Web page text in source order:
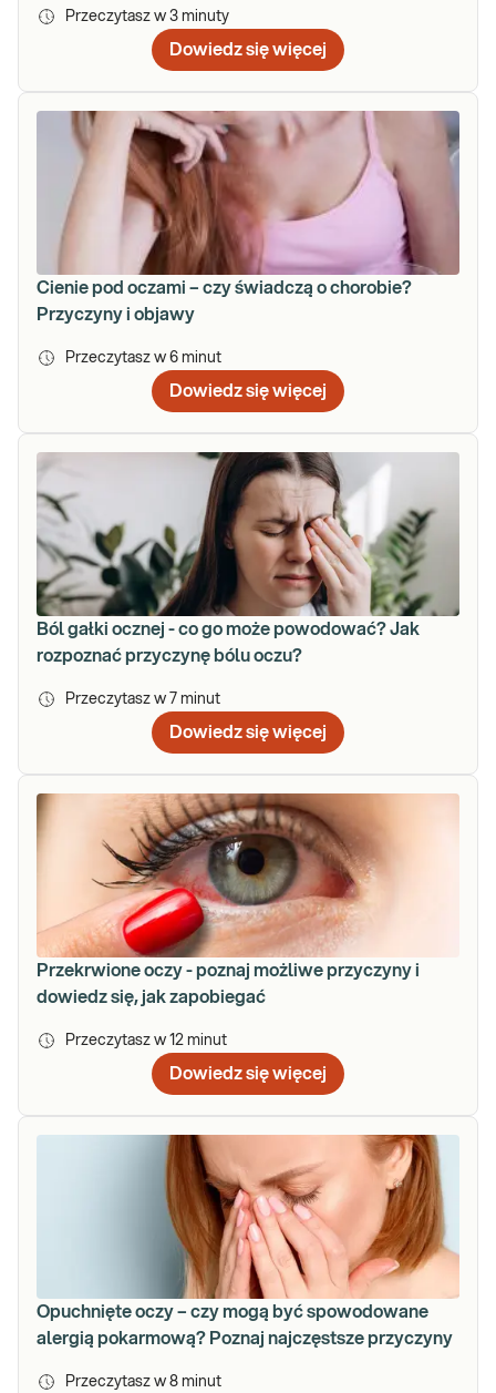
Przeczytasz w 3 minuty
Dowiedz się więcej
Cienie pod oczami – czy świadczą o chorobie?
Przyczyny i objawy
Przeczytasz w 6 minut
Dowiedz się więcej
Ból gałki ocznej - co go może powodować? Jak
rozpoznać przyczynę bólu oczu?
Przeczytasz w 7 minut
Dowiedz się więcej
Przekrwione oczy - poznaj możliwe przyczyny i
dowiedz się, jak zapobiegać
Przeczytasz w 12 minut
Dowiedz się więcej
Opuchnięte oczy – czy mogą być spowodowane
alergią pokarmową? Poznaj najczęstsze przyczyny
Przeczytasz w 8 minut